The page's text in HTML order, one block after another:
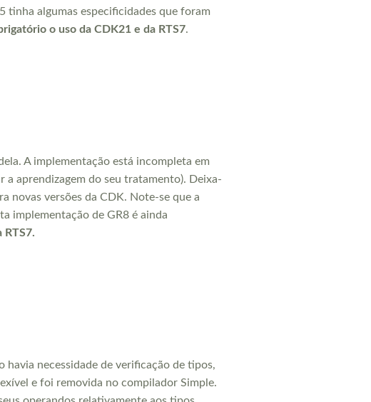
tinha algumas especificidades que foram
o uso da CDK21 e da RTS7.
A implementação está incompleta em
aprendizagem do seu tratamento). Deixa-
novas versões da CDK. Note-se que a
implementação de GR8 é ainda
RTS7.
necessidade de verificação de tipos,
e foi removida no compilador Simple.